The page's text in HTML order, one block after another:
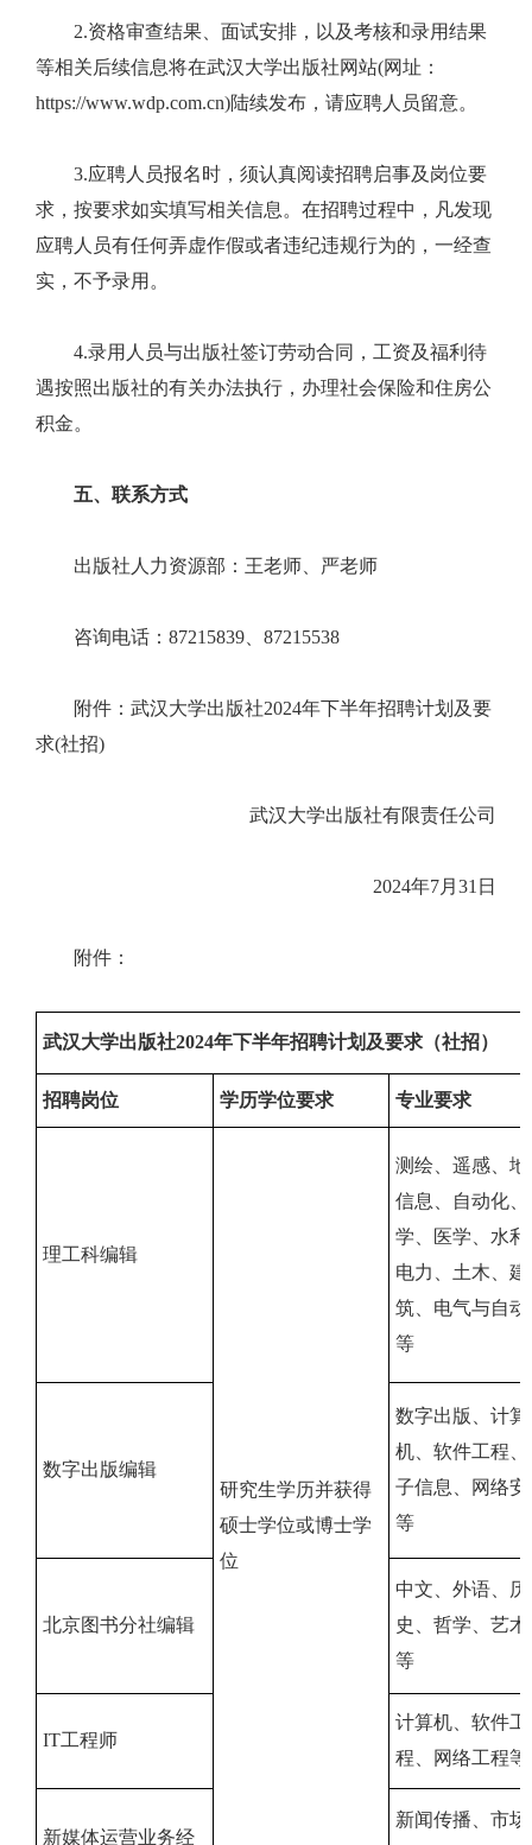
2.资格审查结果、面试安排，以及考核和录用结果
等相关后续信息将在武汉大学出版社网站(网址：
https://www.wdp.com.cn)陆续发布，请应聘人员留意。
3.应聘人员报名时，须认真阅读招聘启事及岗位要
求，按要求如实填写相关信息。在招聘过程中，凡发现
应聘人员有任何弄虚作假或者违纪违规行为的，一经查
实，不予录用。
4.录用人员与出版社签订劳动合同，工资及福利待
遇按照出版社的有关办法执行，办理社会保险和住房公
积金。
五、联系方式
出版社人力资源部：王老师、严老师
咨询电话：87215839、87215538
附件：武汉大学出版社2024年下半年招聘计划及要
求(社招)
武汉大学出版社有限责任公司
2024年7月31日
附件：
武汉大学出版社2024年下半年招聘计划及要求（社招）
招聘岗位 学历学位要求 专业要求
理工科编辑
研究生学历并获得
硕士学位或博士学
位
测绘、遥感、地
信息、自动化、
学、医学、水利
电力、土木、建
筑、电气与自动
等
数字出版编辑
数字出版、计算
机、软件工程、
子信息、网络安
等
北京图书分社编辑
中文、外语、历
史、哲学、艺
等
IT工程师
计算机、软件工
程、网络工程等
新媒体运营业务经
新闻传播、市场